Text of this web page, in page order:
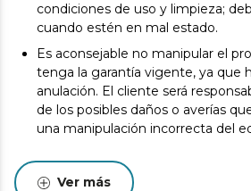
condiciones de uso y limpieza;
cuando estén en mal estado.
Es aconsejable no manipular el
tenga la garantía vigente, ya que
anulación. El cliente será
de los posibles daños o averías
una manipulación incorrecta del
el mejor rendimiento. Se
Ver más